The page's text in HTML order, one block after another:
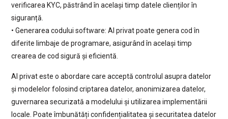
verificarea KYC, păstrând în același timp datele clienților în
siguranță.
• Generarea codului software: AI privat poate genera cod în
diferite limbaje de programare, asigurând în același timp
crearea de cod sigură și eficientă.
AI privat este o abordare care acceptă controlul asupra datelor
și modelelor folosind criptarea datelor, anonimizarea datelor,
guvernarea securizată a modelului și utilizarea implementării
locale. Poate îmbunătăți confidențialitatea și securitatea datelor